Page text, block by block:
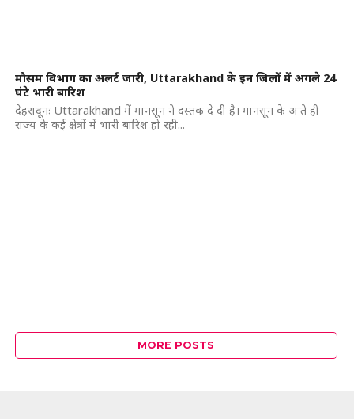
मौसम विभाग का अलर्ट जारी, Uttarakhand के इन जिलों में अगले 24
घंटे भारी बारिश
देहरादूनः Uttarakhand में मानसून ने दस्तक दे दी है। मानसून के आते ही
राज्य के कई क्षेत्रों में भारी बारिश हो रही...
MORE POSTS